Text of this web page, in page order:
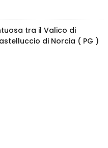
tra il Valico di
di Norcia ( PG )